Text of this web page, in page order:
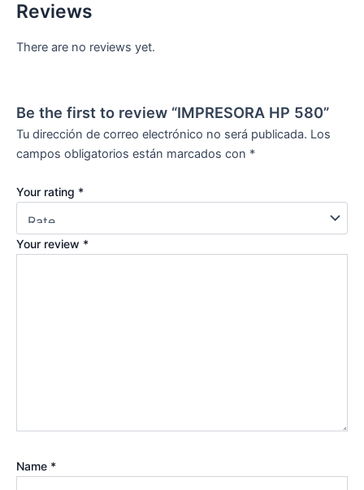
Reviews
There are no reviews yet.
Be the first to review “IMPRESORA HP 580”
Tu dirección de correo electrónico no será publicada. Los
campos obligatorios están marcados con *
Your rating *
Your review *
Name *